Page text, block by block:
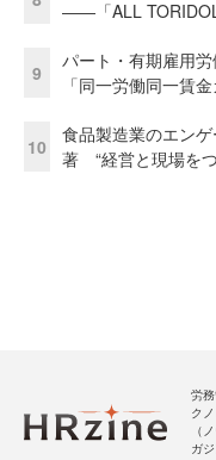
――「ALL
9
パート・有期雇用
「同一労働同一賃
10
食品製造業のエン
著 “経営と現場を
労
ク
（
ガジ